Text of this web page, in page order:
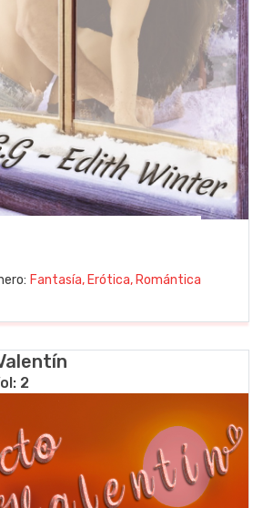
Fantasía, Erótica, Romántica
2